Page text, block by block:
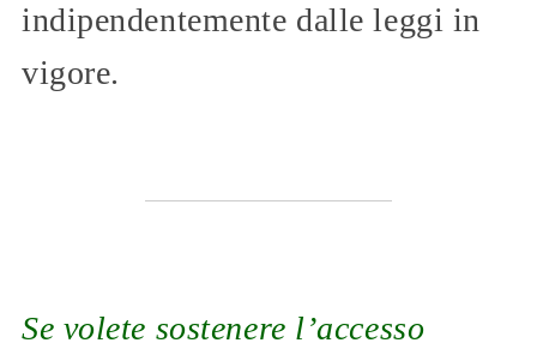
indipendentemente dalle leggi in
vigore.
Se volete sostenere l’accesso